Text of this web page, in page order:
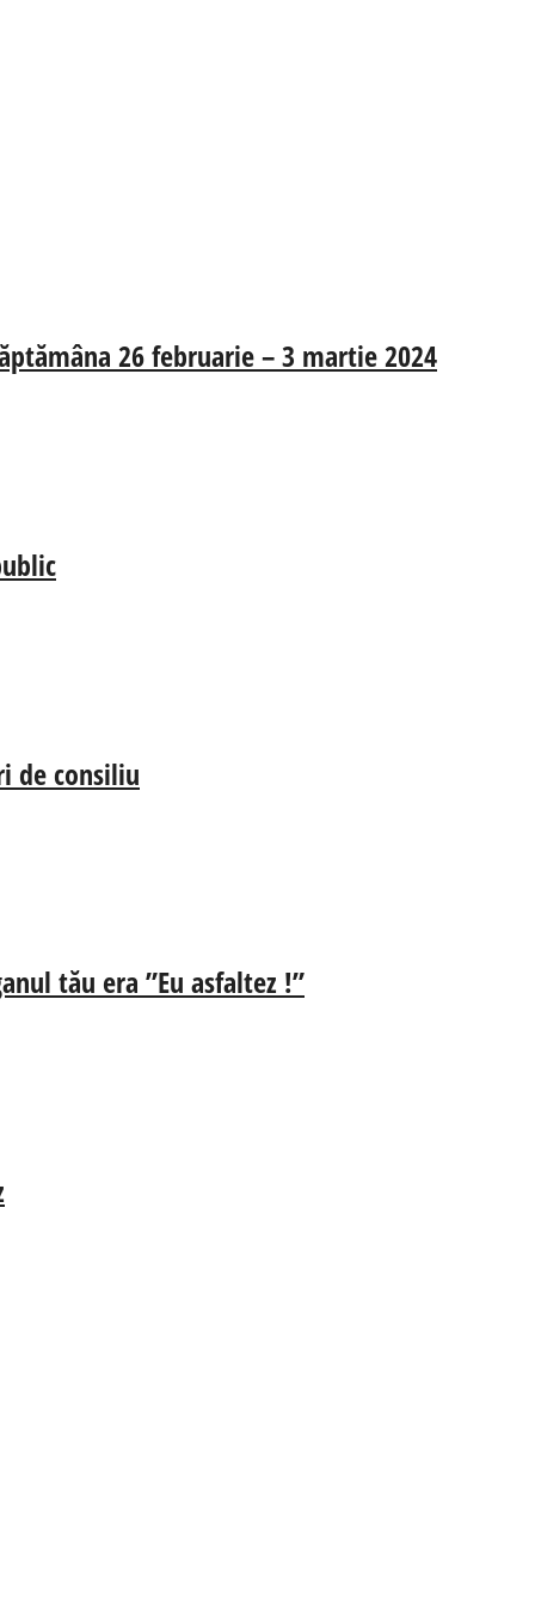
26 februarie – 3 martie 2024
de consiliu
tău era ”Eu asfaltez !”